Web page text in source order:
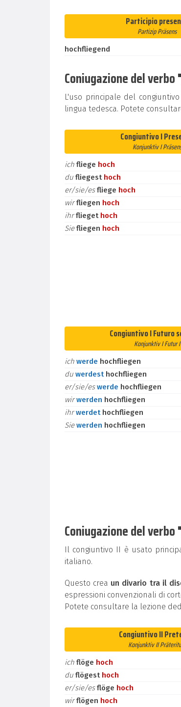
Participio
Partizip Präsens
hochfliegend
Coniugazione del
L'uso principale del
lingua tedesca. Potete
Congiuntivo I
Konjunktiv I
ich fliege hoch
du fliegest hoch
er/sie/esfliege hoch
wirfliegen hoch
ihrflieget hoch
Siefliegen hoch
Congiuntivo I Futuro
Konjunktiv I Futur I
ich werde hochfliegen
du werdest hochfliegen
er/sie/eswerde hochfliegen
wirwerden hochfliegen
ihrwerdet hochfliegen
Siewerden hochfliegen
Coniugazione del
Il congiuntivo II è usato
italiano.
Questo crea un divario tra il
espressioni convenzionali di
Potete consultare la lezione
Congiuntivo II
Konjunktiv II
ich flöge hoch
du flögest hoch
er/sie/esflöge hoch
wirflögen hoch